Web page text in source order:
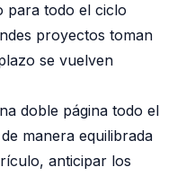
para todo el ciclo
proyectos toman
se vuelven
doble página todo el
manera equilibrada
anticipar los